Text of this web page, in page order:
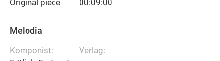
Original piece
00:09:00
Melodia
Komponist:
Verlag: